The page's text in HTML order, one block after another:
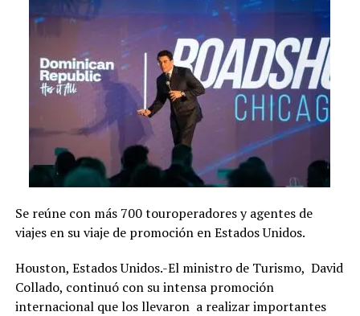
Se reúne con más 700 touroperadores y agentes de
viajes en su viaje de promoción en Estados Unidos.
Houston, Estados Unidos.-El ministro de Turismo, David
Collado, continuó con su intensa promoción
internacional que los llevaron a realizar importantes